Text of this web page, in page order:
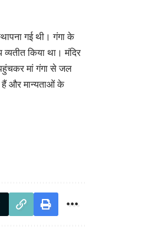
गई थी। गंगा के
किया था। मंदिर
मां गंगा से जल
हैं और मान्यताओं के